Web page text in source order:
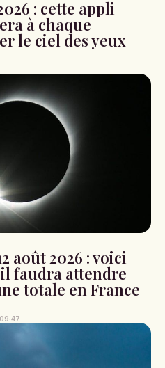
: cette appli
à chaque
le ciel des yeux
août 2026 : voici
il faudra attendre
totale en France
09:47